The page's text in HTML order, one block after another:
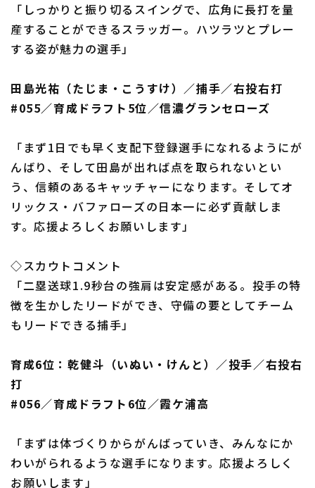
「しっかりと振り切るスイングで、広角に長打を量
産することができるスラッガー。ハツラツとプレー
する姿が魅力の選手」
田島光祐（たじま・こうすけ）／捕手／右投右打
#055／育成ドラフト5位／信濃グランセローズ
「まず1日でも早く支配下登録選手になれるようにが
んばり、そして田島が出れば点を取られないとい
う、信頼のあるキャッチャーになります。そしてオ
リックス・バファローズの日本一に必ず貢献しま
す。応援よろしくお願いします」
◇スカウトコメント
「二塁送球1.9秒台の強肩は安定感がある。投手の特
徴を生かしたリードができ、守備の要としてチーム
もリードできる捕手」
育成6位：乾健斗（いぬい・けんと）／投手／右投右
打
#056／育成ドラフト6位／霞ケ浦高
「まずは体づくりからがんばっていき、みんなにか
わいがられるような選手になります。応援よろしく
お願いします」